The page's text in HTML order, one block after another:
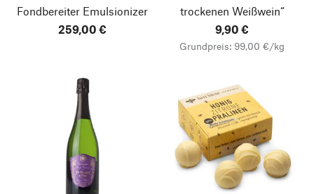
Fondbereiter Emulsionizer
259,00 €
trockenen Weißwein“
9,90 €
Grundpreis: 99,00 €/kg
Nach oben